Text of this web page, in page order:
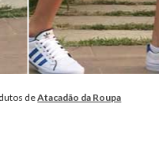
deAtacadão da Roupa